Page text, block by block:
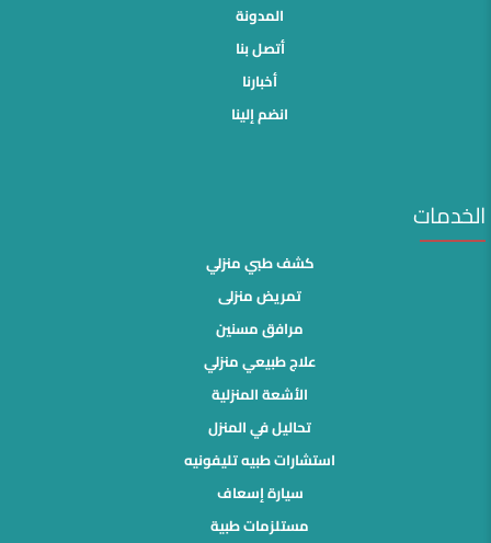
المدونة
أتصل بنا
أخبارنا
انضم إلينا
الخدمات
كشف طبي منزلي
تمريض منزلى
مرافق مسنين
علاج طبيعي منزلي
الأشعة المنزلية
تحاليل في المنزل
استشارات طبيه تليفونيه
سيارة إسعاف
مستلزمات طبية